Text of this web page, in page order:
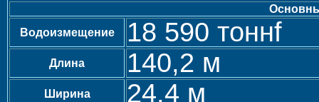
Водоизмещение
18 590 тоннf
Длина 140,2 м
Ширина 24,4 м